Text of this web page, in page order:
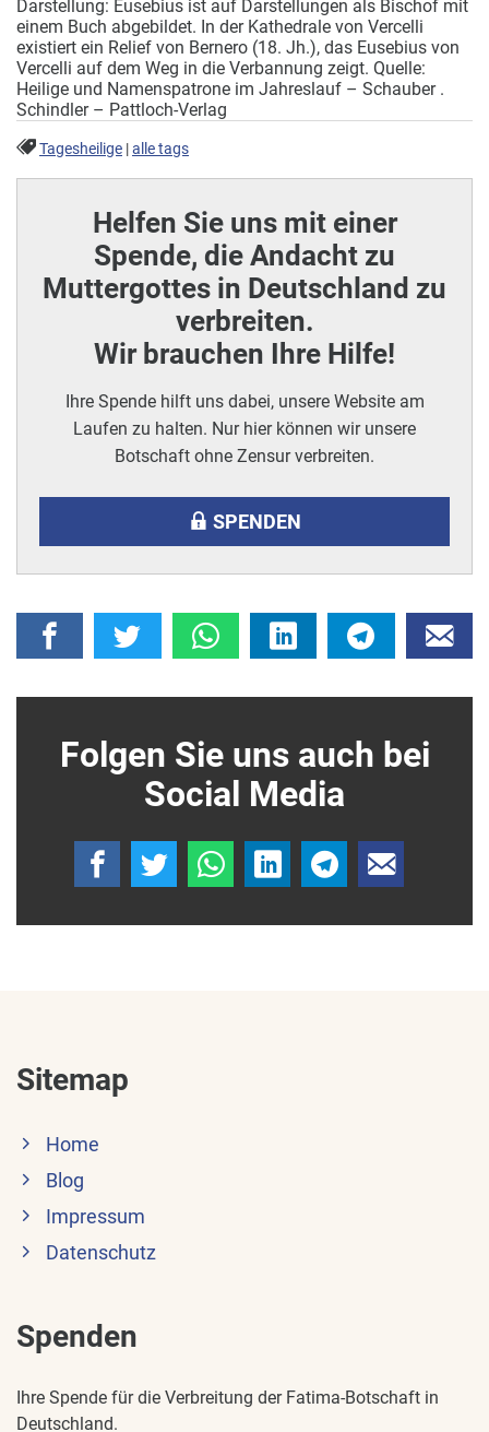
Darstellung: Eusebius ist auf Darstellungen als Bischof mit
einem Buch abgebildet. In der Kathedrale von Vercelli
existiert ein Relief von Bernero (18. Jh.), das Eusebius von
Vercelli auf dem Weg in die Verbannung zeigt. Quelle:
Heilige und Namenspatrone im Jahreslauf – Schauber .
Schindler – Pattloch-Verlag
Tagesheilige |alle tags
Helfen Sie uns mit einer
Spende, die Andacht zu
Muttergottes in Deutschland zu
verbreiten.
Wir brauchen Ihre Hilfe!
Ihre Spende hilft uns dabei, unsere Website am
Laufen zu halten. Nur hier können wir unsere
Botschaft ohne Zensur verbreiten.
SPENDEN
Folgen Sie uns auch bei
Social Media
Sitemap
Home
Blog
Impressum
Datenschutz
Spenden
Ihre Spende für die Verbreitung der Fatima-Botschaft in
Deutschland.